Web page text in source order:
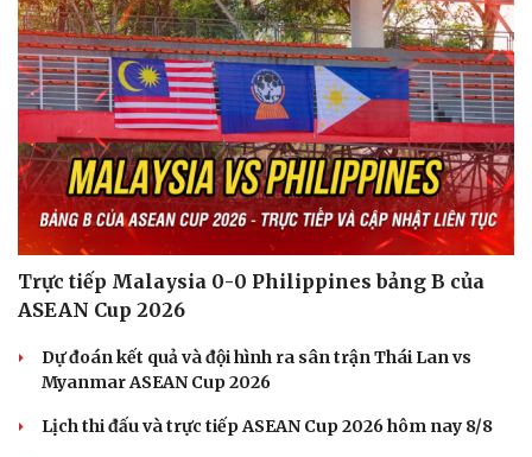
Cải chính
Trực tiếp Malaysia 0-0 Philippines bảng B của
ASEAN Cup 2026
Dự đoán kết quả và đội hình ra sân trận Thái Lan vs
Myanmar ASEAN Cup 2026
Lịch thi đấu và trực tiếp ASEAN Cup 2026 hôm nay 8/8